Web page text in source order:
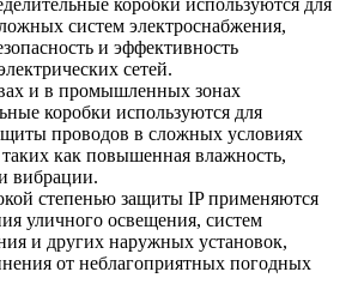
коробки используются для
систем электроснабжения,
и эффективность
сетей.
и в промышленных зонах
коробки используются для
проводов в сложных условиях
как повышенная влажность,
вибрации.
степенью защиты IP применяются
уличного освещения, систем
и других наружных установок,
от неблагоприятных погодных